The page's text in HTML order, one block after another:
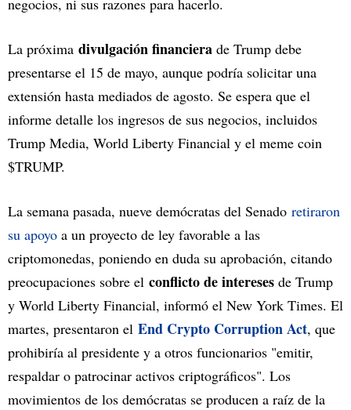
La próxima divulgación financiera de Trump debe
presentarse el 15 de mayo, aunque podría solicitar una
extensión hasta mediados de agosto. Se espera que el
informe detalle los ingresos de sus negocios, incluidos
Trump Media, World Liberty Financial y el meme coin
$TRUMP.
La semana pasada, nueve demócratas del Senado retiraron
su apoyo a un proyecto de ley favorable a las
criptomonedas, poniendo en duda su aprobación, citando
preocupaciones sobre el conflicto de intereses de Trump
y World Liberty Financial, informó el New York Times. El
martes, presentaron el End Crypto Corruption Act, que
prohibiría al presidente y a otros funcionarios "emitir,
respaldar o patrocinar activos criptográficos". Los
movimientos de los demócratas se producen a raíz de la